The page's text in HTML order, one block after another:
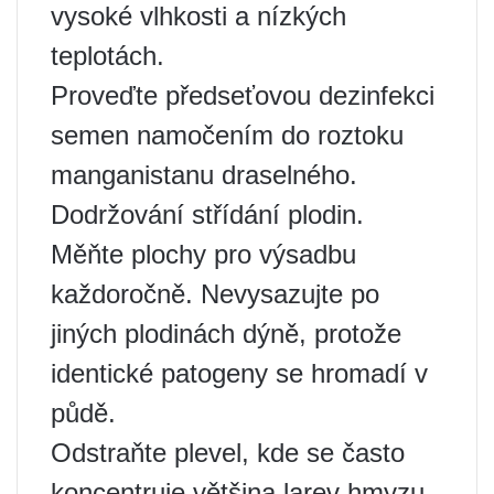
vysoké vlhkosti a nízkých
teplotách.
Proveďte předseťovou dezinfekci
semen namočením do roztoku
manganistanu draselného.
Dodržování střídání plodin.
Měňte plochy pro výsadbu
každoročně. Nevysazujte po
jiných plodinách dýně, protože
identické patogeny se hromadí v
půdě.
Odstraňte plevel, kde se často